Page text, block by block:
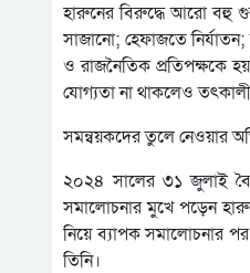
হারুনের বিরুদ্ধে আরো বহু
সাজানো; হেফাজতে
ও রাজনৈতিক প্রতিপক্ষকে
যোগ্যতা না থাকলেও
সমন্বয়কদের তুলে নেওয়ার
২০২৪ সালের ৩১ জুলাই
সমালোচনার মুখে পড়েন
নিয়ে ব্যাপক সমালোচনার
তিনি।